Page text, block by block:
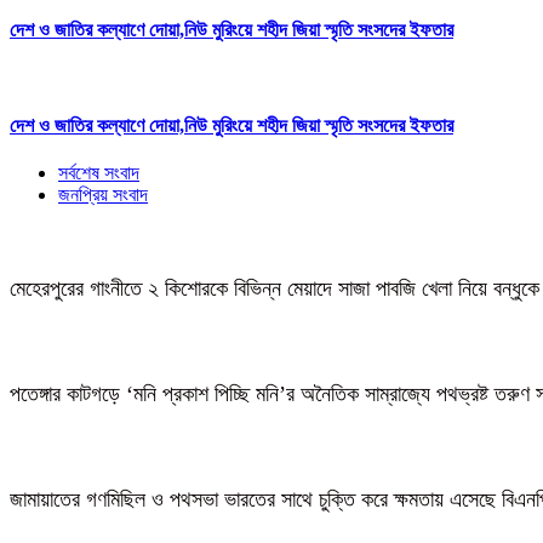
দেশ ও জাতির কল্যাণে দোয়া,নিউ মুরিংয়ে শহীদ জিয়া স্মৃতি সংসদের ইফতার
দেশ ও জাতির কল্যাণে দোয়া,নিউ মুরিংয়ে শহীদ জিয়া স্মৃতি সংসদের ইফতার
সর্বশেষ সংবাদ
জনপ্রিয় সংবাদ
মেহেরপুরের গাংনীতে ২ কিশোরকে বিভিন্ন মেয়াদে সাজা পাবজি খেলা নিয়ে
পতেঙ্গার কাটগড়ে ‘মনি প্রকাশ পিচ্ছি মনি’র অনৈতিক সাম্রাজ্যে পথভ্রষ্ট তরুণ
জামায়াতের গণমিছিল ও পথসভা ভারতের সাথে চুক্তি করে ক্ষমতায় এসেছে